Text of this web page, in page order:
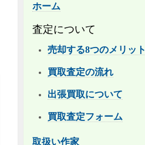
ホーム
査定について
売却する8つのメリット
買取査定の流れ
出張買取について
買取査定フォーム
取扱い作家